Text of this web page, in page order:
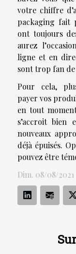
votre chiffre
packaging fait
ont toujours
aurez
ligne et en
sont trop fan de
Pour cela,
payer vos
en tout
s’accroit bien
nouveaux
déjà épuisés.
pouvez être
Dim. 08/08/2021